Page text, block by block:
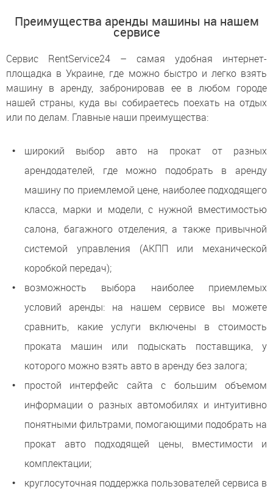
Преимущества аренды машины на нашем
сервисе
Сервис RentService24 – самая удобная интернет-
площадка в Украине, где можно быстро и легко взять
машину в аренду, забронировав ее в любом городе
нашей страны, куда вы собираетесь поехать на отдых
или по делам. Главные наши преимущества:
широкий выбор авто на прокат от разных
арендодателей, где можно подобрать в аренду
машину по приемлемой цене, наиболее подходящего
класса, марки и модели, с нужной вместимостью
салона, багажного отделения, а также привычной
системой управления (АКПП или механической
коробкой передач);
возможность выбора наиболее приемлемых
условий аренды: на нашем сервисе вы можете
сравнить, какие услуги включены в стоимость
проката машин или подыскать поставщика, у
которого можно взять авто в аренду без залога;
простой интерфейс сайта с большим объемом
информации о разных автомобилях и интуитивно
понятными фильтрами, помогающими подобрать на
прокат авто подходящей цены, вместимости и
комплектации;
круглосуточная поддержка пользователей сервиса в